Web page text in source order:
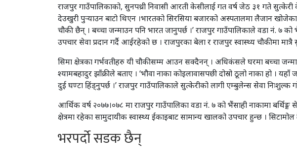
राजपुर गाउँपालिकाको, सुनपथ्री निवासी आरती केसीलाई गत वर्ष जेठ ३१ गते
देउखुरी पुर्‍याउन बाटो थिएन ।भारतको सिरसिया बजारको अस्पतालमा लैजान
चौकी छैन् । बच्चा जन्माउन पनि भारत जानुपर्छ ।’ राजपुर गाउँपालिकाले वडा नं. ७
उपचार सेवा प्रदान गर्दै आईरहेको छ । राजपुरका बेला र राजपुर स्वास्थ्य चौकीमा
सिमा क्षेत्रका गर्भवतीहरु यी चौकीसम्म आउन सक्दैनन् । अधिकंसले घरमा बच्चा
श्यामबहादुर झाँक्रीले बताए । ‘भौवा नाका कोइलावासपछी दोस्रो ठूलो नाका हो ।
दुई घण्टा हिंड्नुपर्छ ।’ राजपुर गाउँपालिकाले सुत्केरीको लागी एम्बुलेन्स सेवा
आर्थिक वर्ष २०७७।०७८ मा राजपुर गाउँपालिका वडा नं. ७ को भैंसाही नाकामा
क्षेत्रमा रहेका सामुदायीक स्वास्थ्य ईकाइबाट सामान्य खालको उपचार हुन्छ ।
भरपर्दाे सडक छैन्